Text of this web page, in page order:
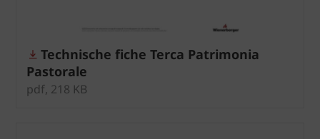
Technische fiche Terca Patrimonia
Pastorale
pdf, 218 KB